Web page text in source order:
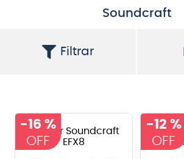
Soundcraft
Filtrar
-16 % -12 %
pioneerdj
7.
teclado
micrófono